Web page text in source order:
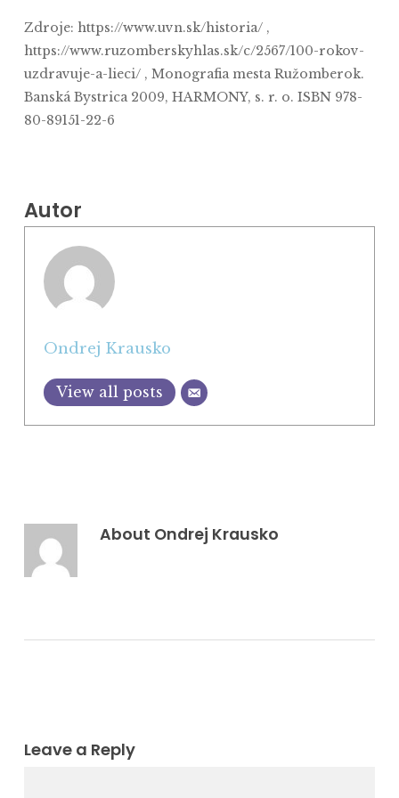
Zdroje: https://www.uvn.sk/historia/ ,
https://www.ruzomberskyhlas.sk/c/2567/100-rokov-
uzdravuje-a-lieci/ , Monografia mesta Ružomberok.
Banská Bystrica 2009, HARMONY, s. r. o. ISBN 978-
80-89151-22-6
Autor
Ondrej Krausko
View all posts
About Ondrej Krausko
Leave a Reply